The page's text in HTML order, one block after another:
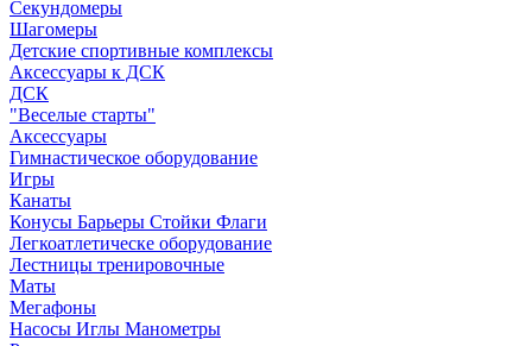
Секундомеры
Шагомеры
Детские спортивные комплексы
Аксессуары к ДСК
ДСК
"Веселые старты"
Аксессуары
Гимнастическое оборудование
Игры
Канаты
Конусы Барьеры Стойки Флаги
Легкоатлетическе оборудование
Лестницы тренировочные
Маты
Мегафоны
Насосы Иглы Манометры